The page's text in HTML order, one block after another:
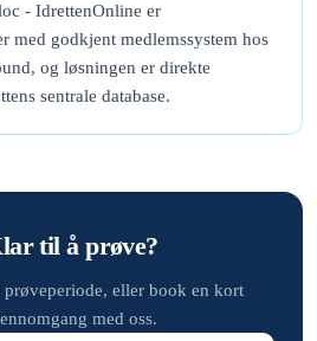
- IdrettenOnline er
med godkjent medlemssystem hos
og løsningen er direkte
sentrale database.
til å prøve?
prøveperiode, eller book en kort
med oss.